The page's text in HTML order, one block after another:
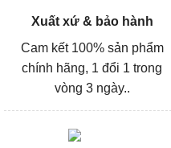
Xuất xứ & bảo hành
Cam kết 100% sản phẩm
chính hãng, 1 đổi 1 trong
vòng 3 ngày..